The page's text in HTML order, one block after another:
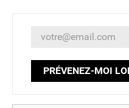
PRÉVENEZ-MOI